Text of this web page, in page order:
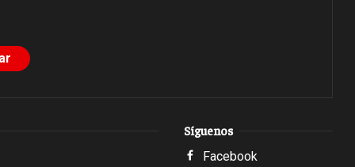
Síguenos
Facebook